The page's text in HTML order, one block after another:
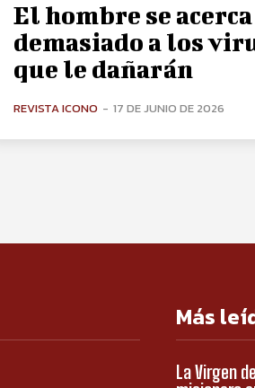
El hombre se acerca
demasiado a los
que le dañarán
REVISTA ICONO - 17 DE JUNIO DE 2026
Más
La Virgen